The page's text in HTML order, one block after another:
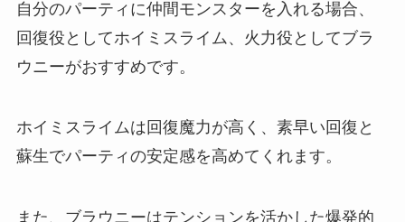
自分のパーティに仲間モンスターを入れる場合、
回復役としてホイミスライム、火力役としてブラ
ウニーがおすすめです。
ホイミスライムは回復魔力が高く、素早い回復と
蘇生でパーティの安定感を高めてくれます。
また、ブラウニーはテンションを活かした爆発的